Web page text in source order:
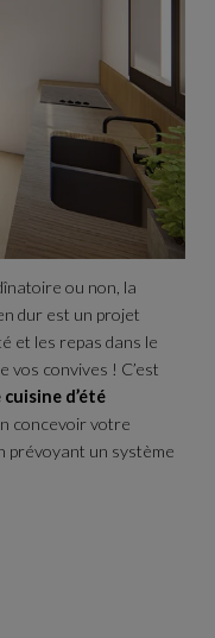
ou non, la
dur est un projet
et les repas dans le
vos convives ! C’est
d’été
concevoir votre
prévoyant un système